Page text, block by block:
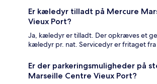
Er kæledyr tilladt på Mercure
Vieux Port?
Ja, kæledyr er tilladt. Der opkræves et
kæledyr pr. nat. Servicedyr er fritaget
Er der parkeringsmuligheder på
Marseille Centre Vieux Port?